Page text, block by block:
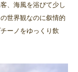
、海風を浴びて少し
世界観なのに叙情的
ーノをゆっくり飲